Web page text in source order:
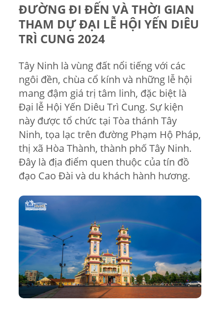
ĐƯỜNG ĐI ĐẾN VÀ THỜI GIAN
THAM DỰ ĐẠI LỄ HỘI YẾN DIÊU
TRÌ CUNG 2024
Tây Ninh là vùng đất nổi tiếng với các
ngôi đền, chùa cổ kính và những lễ hội
mang đậm giá trị tâm linh, đặc biệt là
Đại lễ Hội Yến Diêu Trì Cung. Sự kiện
này được tổ chức tại Tòa thánh Tây
Ninh, tọa lạc trên đường Phạm Hộ Pháp,
thị xã Hòa Thành, thành phố Tây Ninh.
Đây là địa điểm quen thuộc của tín đồ
đạo Cao Đài và du khách hành hương.